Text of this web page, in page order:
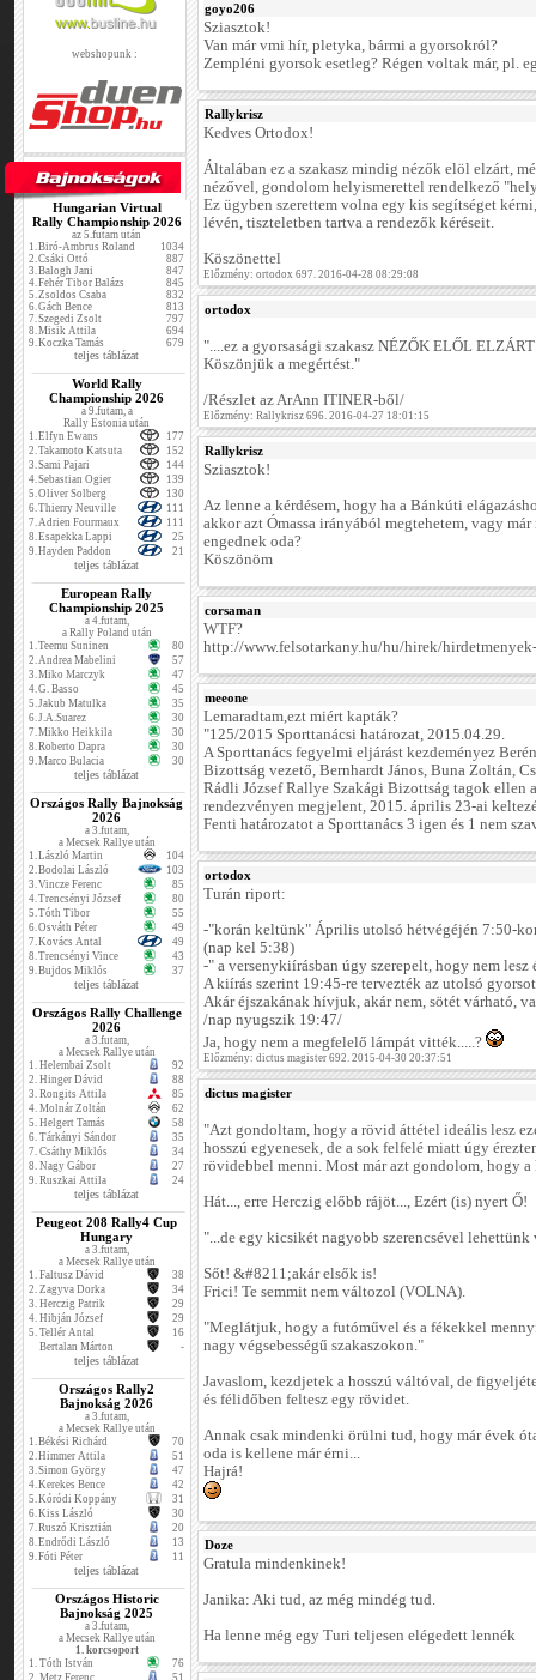
webshopunk :
Hungarian Virtual
Rally Championship 2026
az 5.futam után
1.Biró-Ambrus Roland
1034
2.Csáki Ottó
887
3.Balogh Jani
847
4.Fehér Tibor Balázs
845
5.Zsoldos Csaba
832
6.Gách Bence
813
7.Szegedi Zsolt
797
8.Misik Attila
694
9.Koczka Tamás 679
teljes táblázat
World Rally
Championship 2026
a 9.futam, a
Rally Estonia után
1.Elfyn Ewans
177
2.Takamoto Katsuta
152
3.Sami Pajari
144
4.Sebastian Ogier
139
5.Oliver Solberg
130
6.Thierry Neuville
111
7.Adrien Fourmaux
111
8.Esapekka Lappi
25
9.Hayden Paddon 21
teljes táblázat
European Rally
Championship 2025
a 4.futam,
a Rally Poland után
1.Teemu Suninen
80
2.Andrea Mabelini
57
3.Miko Marczyk
47
4.G. Basso
45
5.Jakub Matulka
35
6.J.A.Suarez
30
7.Mikko Heikkila
30
8.Roberto Dapra
30
9.Marco Bulacia 30
teljes táblázat
Országos Rally Bajnokság
2026
a 3.futam,
a Mecsek Rallye után
1.László Martin
104
2.Bodolai László
103
3.Vincze Ferenc
85
4.Trencsényi József
80
5.Tóth Tibor
55
6.Osváth Péter
49
7.Kovács Antal
49
8.Trencsényi Vince
43
9.Bujdos Miklós 37
teljes táblázat
Országos Rally Challenge
2026
a 3.futam,
a Mecsek Rallye után
1. Helembai Zsolt
92
2. Hinger Dávid
88
3. Rongits Attila
85
4. Molnár Zoltán
62
5. Helgert Tamás
58
6. Tárkányi Sándor
35
7. Csáthy Miklós
34
8. Nagy Gábor
27
9. Ruszkai Attila 24
teljes táblázat
Peugeot 208 Rally4 Cup
Hungary
a 3.futam,
a Mecsek Rallye után
1. Faltusz Dávid
38
2. Zagyva Dorka
34
3. Herczig Patrik
29
4. Hibján József
29
5. Tellér Antal
16
Bertalan Márton
-
teljes táblázat
Országos Rally2
Bajnokság 2026
a 3.futam,
a Mecsek Rallye után
1.Békési Richárd
70
2.Himmer Attila
51
3.Simon György
47
4.Kerekes Bence
42
5.Kóródi Koppány
31
6.Kiss László
30
7.Ruszó Krisztián
20
8.Endrődi László
13
9.Fóti Péter 11
teljes táblázat
Országos Historic
Bajnokság 2025
a 3.futam,
a Mecsek Rallye után
1. korcsoport
1. Tóth István
76
2. Metz Ferenc 51
goyo206
Sziasztok!
Van már vmi hír, pletyka, bármi a gyorsokról?
Zempléni gyorsok esetleg? Régen voltak már, pl.
Rallykrisz
Kedves Ortodox!
Általában ez a szakasz mindig nézők elöl elzárt,
nézővel, gondolom helyismerettel rendelkező
Ez ügyben szerettem volna egy kis segítséget
lévén, tiszteletben tartva a rendezők kéréseit.
Köszönettel
Előzmény: ortodox 697. 2016-04-28 08:29:08
ortodox
"....ez a gyorsasági szakasz NÉZŐK ELŐL
Köszönjük a megértést."
/Részlet az ArAnn ITINER-ből/
Előzmény: Rallykrisz 696. 2016-04-27 18:01:15
Rallykrisz
Sziasztok!
Az lenne a kérdésem, hogy ha a Bánkúti
akkor azt Ómassa irányából megtehetem, vagy már
engednek oda?
Köszönöm
corsaman
WTF?
http://www.felsotarkany.hu/hu/hirek/
meeone
Lemaradtam,ezt miért kapták?
"125/2015 Sporttanácsi határozat, 2015.04.29.
A Sporttanács fegyelmi eljárást kezdeményez
Bizottság vezető, Bernhardt János, Buna Zoltán,
Rádli József Rallye Szakági Bizottság tagok
rendezvényen megjelent, 2015. április 23-ai
Fenti határozatot a Sporttanács 3 igen és 1 nem
ortodox
Turán riport:
-"korán keltünk" Április utolsó hétvégéjén 7:50-
(nap kel 5:38)
-" a versenykiírásban úgy szerepelt, hogy nem lesz
A kiírás szerint 19:45-re tervezték az utolsó
Akár éjszakának hívjuk, akár nem, sötét várható,
/nap nyugszik 19:47/
Ja, hogy nem a megfelelő lámpát vitték.....?
Előzmény: dictus magister 692. 2015-04-30 20:37:51
dictus magister
"Azt gondoltam, hogy a rövid áttétel ideális lesz
hosszú egyenesek, de a sok felfelé miatt úgy
rövidebbel menni. Most már azt gondolom, hogy
Hát..., erre Herczig előbb rájöt..., Ezért (is) nyert Ő!
"...de egy kicsikét nagyobb szerencsével
Sőt! &#8211;akár elsők is!
Frici! Te semmit nem változol (VOLNA).
"Meglátjuk, hogy a futóművel és a fékekkel
nagy végsebességű szakaszokon."
Javaslom, kezdjetek a hosszú váltóval, de
és félidőben feltesz egy rövidet.
Annak csak mindenki örülni tud, hogy már évek
oda is kellene már érni...
Hajrá!
Doze
Gratula mindenkinek!
Janika: Aki tud, az még mindég tud.
Ha lenne még egy Turi teljesen elégedett lennék